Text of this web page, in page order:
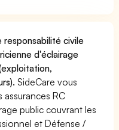
responsabilité civile
d'éclairage
SideCare vous
RC
public couvrant les
et Défense /